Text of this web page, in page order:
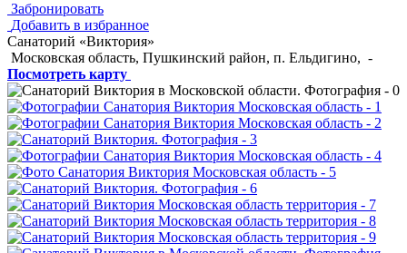
Забронировать
Добавить в избранное
Санаторий «Виктория»
Московская область, Пушкинский район, п. Ельдигино, -
Посмотреть карту